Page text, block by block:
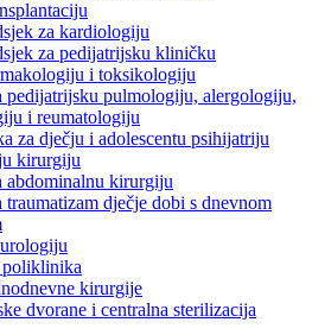
za kardiologiju
za pedijatrijsku kliničku
i toksikologiju
pedijatrijsku pulmologiju, alergologiju,
i reumatologiju
za dječju i adolescentu psihijatriju
kirurgiju
abdominalnu kirurgiju
traumatizam dječje dobi s dnevnom
kirurgije
dvorane i centralna sterilizacija